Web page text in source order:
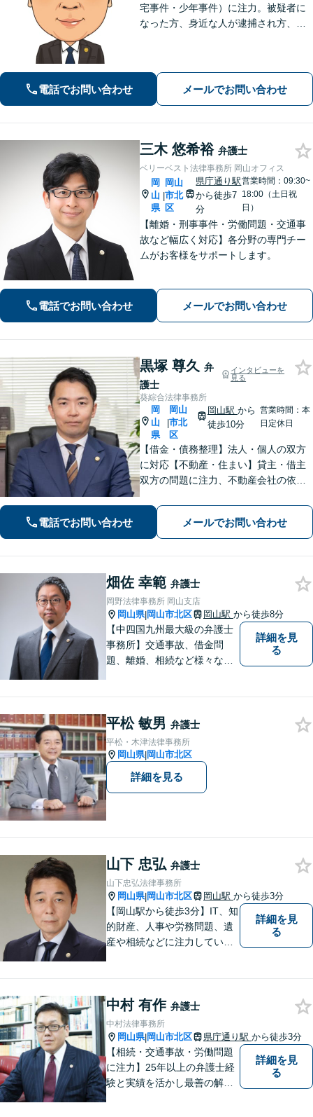
宅事件・少年事件）に注力。被疑者に
なった方、身近な人が逮捕され方、す
電話でお問い合わせ メールでお問い合わせ
三木 悠希裕 弁護士
ベリーベスト法律事務所 岡山オフィス
岡
山
県
|
岡山
市北
区
県庁通り駅
から徒歩7
分
営業時間：09:30~
18:00（土日祝
日）
【離婚・刑事事件・労働問題・交通事
故など幅広く対応】各分野の専門チー
ムがお客様をサポートします。
電話でお問い合わせ メールでお問い合わせ
黒塚 尊久 弁
護士
インタビューを
見る
葵綜合法律事務所
岡
山
県
|
岡山
市北
区
岡山駅 から
徒歩10分
営業時間：本
日定休日
【借金・債務整理】法人・個人の双方
に対応【不動産・住まい】貸主・借主
双方の問題に注力、不動産会社の依頼
通。その他労働事件もカバー【行政事
件】学校トラブル・いじめ問題に注力
【企業法務】予防法務・紛争対応お任
せください。
電話でお問い合わせ メールでお問い合わせ
畑佐 幸範 弁護士
岡野法律事務所 岡山支店
岡山県|岡山市北区 岡山駅 から徒歩8分
【中四国九州最大級の弁護士
事務所】交通事故、借金問
題、離婚、相続など様々な問
い！
詳細を見
る
平松 敏男 弁護士
平松・木津法律事務所
岡山県|岡山市北区
詳細を見る
山下 忠弘 弁護士
山下忠弘法律事務所
岡山県|岡山市北区 岡山駅 から徒歩3分
【岡山駅から徒歩3分】IT、知
的財産、人事や労務問題、遺
産や相続などに注力していま
相談ください。依頼者さまの
サポートができるよう努めて
まいります。
詳細を見
る
中村 有作 弁護士
中村法律事務所
岡山県|岡山市北区 県庁通り駅 から徒歩3分
【相続・交通事故・労働問題
に注力】25年以上の弁護士経
験と実績を活かし最善の解決
詳細を見
る